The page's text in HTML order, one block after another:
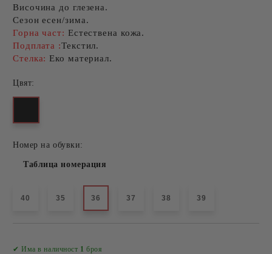
Височина до глезена.
Сезон есен/зима.
Горна част: Естествена кожа.
Подплата :Текстил.
Стелка: Еко материал.
Цвят:
Номер на обувки:
Таблица номерация
40 35 36 37 38 39
✔ Има в наличност 1 броя